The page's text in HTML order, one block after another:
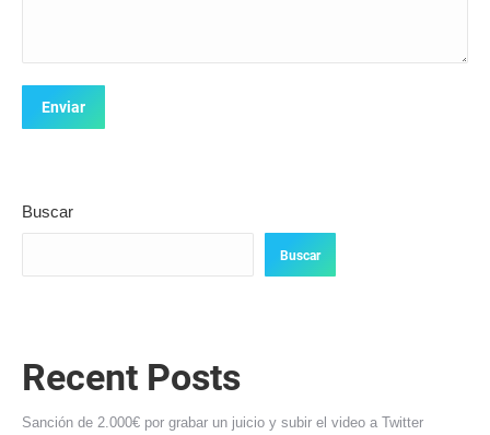
Buscar
Buscar
Recent Posts
Sanción de 2.000€ por grabar un juicio y subir el video a Twitter